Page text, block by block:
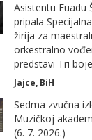
Asistentu Fuadu
pripala
žirija za
orkestralno
predstavi Tri
Jajce, BiH
Sedma zvučna
Muzičkoj
(6. 7. 2026.)